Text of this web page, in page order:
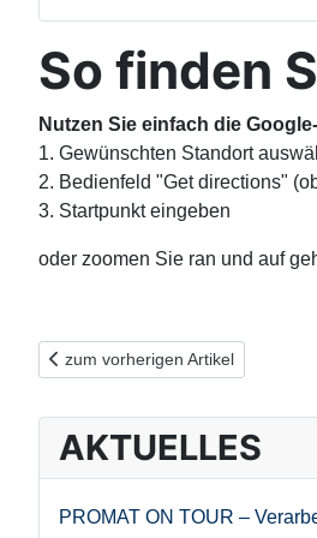
So finden
Nutzen Sie einfach die
1. Gewünschten Standort
2. Bedienfeld "Get directions"
3. Startpunkt eingeben
oder zoomen Sie ran und auf
Vorheriger Beitrag: Neue Struktur,
zum vorherigen Artikel
AKTUELLES
PROMAT ON TOUR –